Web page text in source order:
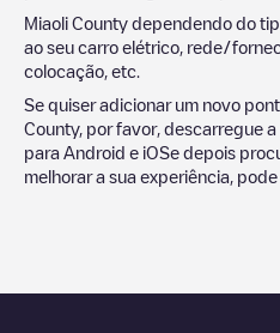
Miaoli County dependendo do
ao seu carro elétrico, rede/
colocação, etc.
Se quiser adicionar um novo
County, por favor, descarregue
para Android e iOSe depois
melhorar a sua experiência,